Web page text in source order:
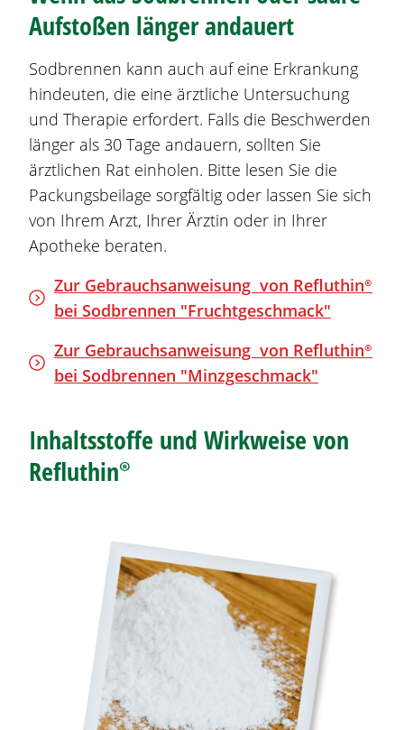
Aufstoßen länger andauert
Sodbrennen kann auch auf eine Erkrankung
hindeuten, die eine ärztliche Untersuchung
und Therapie erfordert. Falls die Beschwerden
länger als 30 Tage andauern, sollten Sie
ärztlichen Rat einholen. Bitte lesen Sie die
Packungsbeilage sorgfältig oder lassen Sie sich
von Ihrem Arzt, Ihrer Ärztin oder in Ihrer
Apotheke beraten.
Zur Gebrauchsanweisung von Refluthin®
bei Sodbrennen "Fruchtgeschmack"
Zur Gebrauchsanweisung von Refluthin®
bei Sodbrennen "Minzgeschmack"
Inhaltsstoffe und Wirkweise von
Refluthin®